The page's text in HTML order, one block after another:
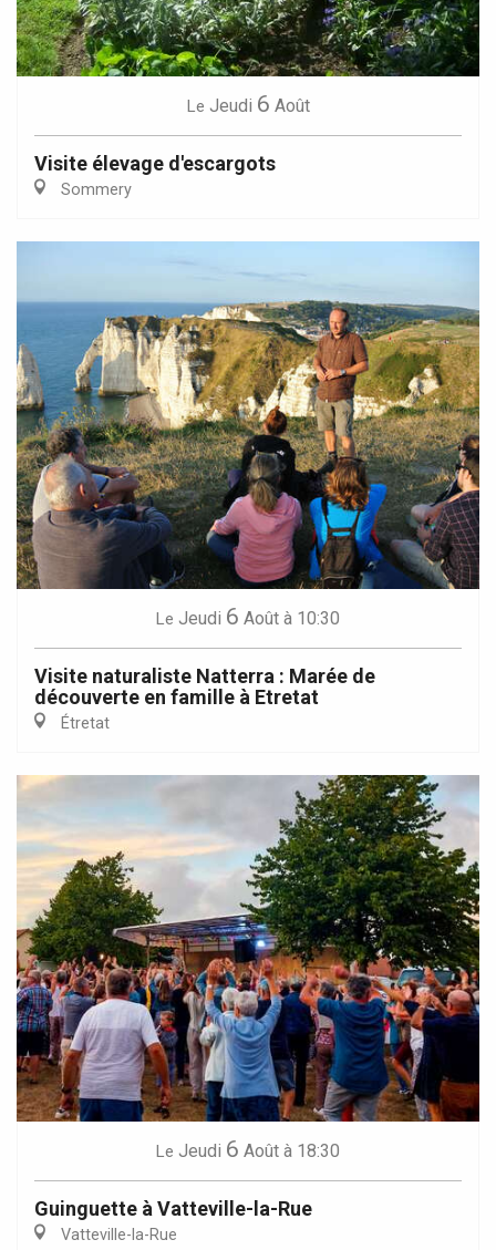
Le Jeudi 6 Août
Visite élevage d'escargots
Sommery
Le Jeudi 6 Août à 10:30
Visite naturaliste Natterra : Marée de
découverte en famille à Etretat
Étretat
Le Jeudi 6 Août à 18:30
Guinguette à Vatteville-la-Rue
Vatteville-la-Rue